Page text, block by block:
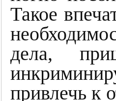
Такое
дела,
привлечь к